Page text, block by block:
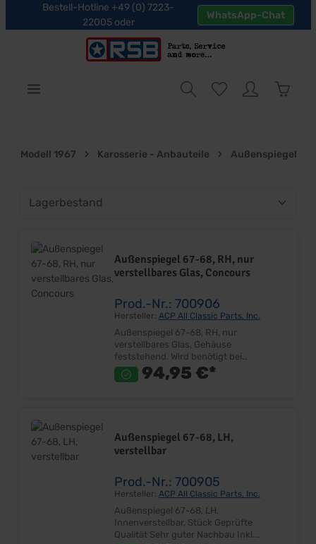
Bestell-Hotline +49 (0) 7223-
22005 oder
WhatsApp-Chat
Modell 1967 Karosserie - Anbauteile Außenspiegel
Außenspiegel 67-68, RH, nur
verstellbares Glas, Concours
Prod.-Nr.: 700906
Hersteller: ACP All Classic Parts, Inc.
Außenspiegel 67-68, RH, nur
verstellbares Glas, Gehäuse
feststehend. Wird benötigt bei
Innenverstellbarem linken Spiegel!
Concours Qualität Geprüfte Qualität
94,95 €*
Außenspiegel 67-68, LH,
verstellbar
Prod.-Nr.: 700905
Hersteller: ACP All Classic Parts, Inc.
Außenspiegel 67-68, LH,
Innenverstellbar, Stück Geprüfte
Qualität Sehr guter Nachbau Inkl.